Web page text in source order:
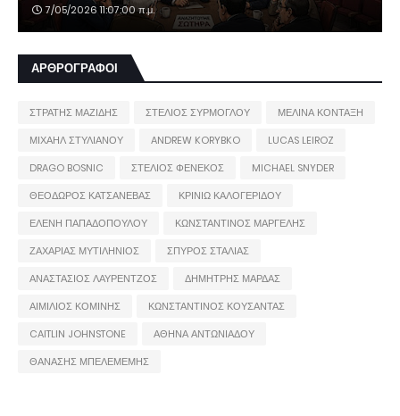
7/05/2026 11:07:00 π.μ.
ΑΡΘΡΟΓΡΑΦΟΙ
ΣΤΡΑΤΗΣ ΜΑΖΙΔΗΣ ΣΤΕΛΙΟΣ ΣΥΡΜΟΓΛΟΥ
ΜΕΛΙΝΑ ΚΟΝΤΑΞΗ
ΜΙΧΑΗΛ ΣΤΥΛΙΑΝΟΥ
ANDREW KORYBKO
LUCAS LEIROZ
DRAGO BOSNIC
ΣΤΕΛΙΟΣ ΦΕΝΕΚΟΣ
MICHAEL SNYDER
ΘΕΟΔΩΡΟΣ ΚΑΤΣΑΝΕΒΑΣ
ΚΡΙΝΙΩ ΚΑΛΟΓΕΡΙΔΟΥ
ΕΛΕΝΗ ΠΑΠΑΔΟΠΟΥΛΟΥ
ΚΩΝΣΤΑΝΤΙΝΟΣ ΜΑΡΓΕΛΗΣ
ΖΑΧΑΡΙΑΣ ΜΥΤΙΛΗΝΙΟΣ
ΣΠΥΡΟΣ ΣΤΑΛΙΑΣ
ΑΝΑΣΤΑΣΙΟΣ ΛΑΥΡΕΝΤΖΟΣ
ΔΗΜΗΤΡΗΣ ΜΑΡΔΑΣ
ΑΙΜΙΛΙΟΣ ΚΟΜΙΝΗΣ
ΚΩΝΣΤΑΝΤΙΝΟΣ ΚΟΥΣΑΝΤΑΣ
CAITLIN JOHNSTONE
ΑΘΗΝΑ ΑΝΤΩΝΙΑΔΟΥ
ΘΑΝΑΣΗΣ ΜΠΕΛΕΜΕΜΗΣ